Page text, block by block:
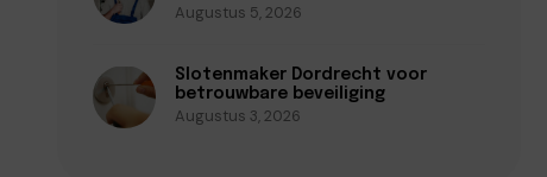
Augustus 5, 2026
Slotenmaker Dordrecht voor
betrouwbare beveiliging
Augustus 3, 2026